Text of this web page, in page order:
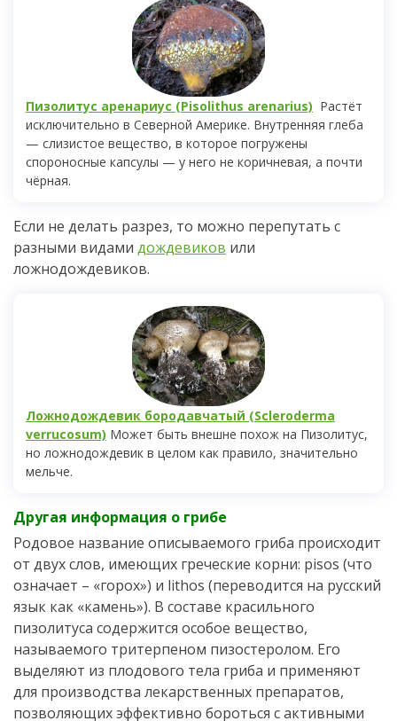
Пизолитус аренариус (Pisolithus arenarius) Растёт
исключительно в Северной Америке. Внутренняя глеба
— слизистое вещество, в которое погружены
спороносные капсулы — у него не коричневая, а почти
чёрная.
Если не делать разрез, то можно перепутать с
разными видами дождевиков или
ложнодождевиков.
Ложнодождевик бородавчатый (Scleroderma
verrucosum) Может быть внешне похож на Пизолитус,
но ложнодождевик в целом как правило, значительно
мельче.
Другая информация о грибе
Родовое название описываемого гриба происходит
от двух слов, имеющих греческие корни: pisos (что
означает – «горох») и lithos (переводится на русский
язык как «камень»). В составе красильного
пизолитуса содержится особое вещество,
называемого тритерпеном пизостеролом. Его
выделяют из плодового тела гриба и применяют
для производства лекарственных препаратов,
позволяющих эффективно бороться с активными